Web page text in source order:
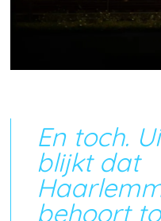
En toch.
blijkt dat
behoort